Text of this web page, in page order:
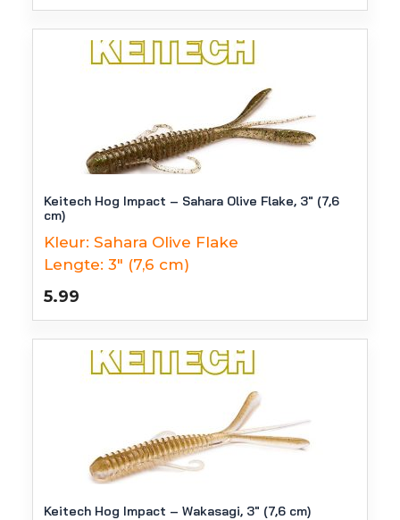
Keitech Hog Impact – Sahara Olive Flake, 3″ (7,6
cm)
Kleur: Sahara Olive Flake
Lengte: 3" (7,6 cm)
5.99
Keitech Hog Impact – Wakasagi, 3″ (7,6 cm)